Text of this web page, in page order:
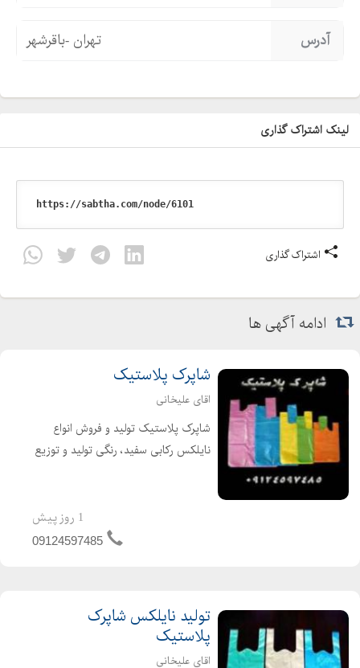
آدرس تهران -باقرشهر
لینک اشتراک گذاری
اشتراک گذاری
ادامه آگهی ها
شاپرک پلاستیک
اقای علیخانی
شاپرک پلاستیک تولید و فروش انواع
نایلکس رکابی سفید، رنگی تولید و توزیع
تمایل با ارائه فاکتور رسمی ارزش افزوده
1 روز پیش
09124597485
تولید نایلکس شاپرک
پلاستیک
اقای علیخانی